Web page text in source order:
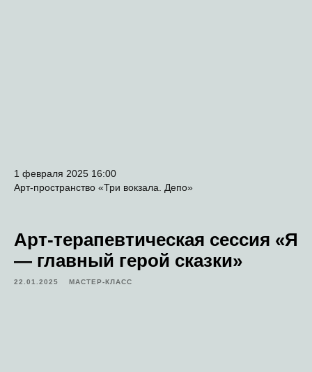
1 февраля 2025 16:00
Арт-пространство «Три вокзала. Депо»
Арт-терапевтическая сессия «Я
— главный герой сказки»
22.01.2025 МАСТЕР-КЛАСС